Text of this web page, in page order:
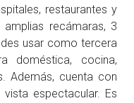
restaurantes y
recámaras, 3
usar como tercera
doméstica, cocina,
Además, cuenta con
espectacular. Es